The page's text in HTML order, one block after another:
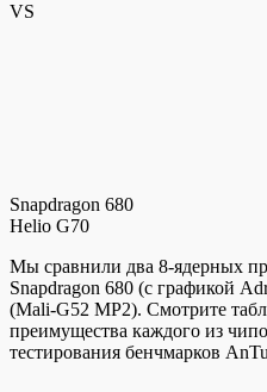
VS
Snapdragon 680
Helio G70
Мы сравнили два 8-ядерных
Snapdragon 680 (с графикой
(Mali-G52 MP2). Смотрите
преимущества каждого из
тестирования бенчмарков